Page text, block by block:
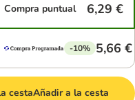
Compra puntual 6,29 €
-10% 5,66 €
cestaAñadir a la cesta